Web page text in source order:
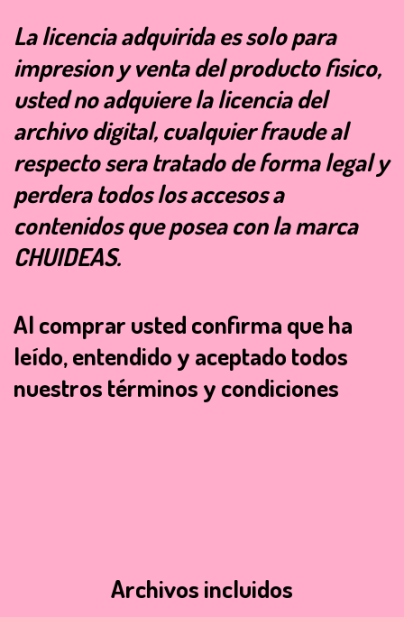
La licencia adquirida es solo para
impresion y venta del producto fisico,
usted no adquiere la licencia del
archivo digital, cualquier fraude al
respecto sera tratado de forma legal y
perdera todos los accesos a
contenidos que posea con la marca
CHUIDEAS.
Al comprar usted confirma que ha
leído, entendido y aceptado todos
nuestros términos y condiciones
Archivos incluidos